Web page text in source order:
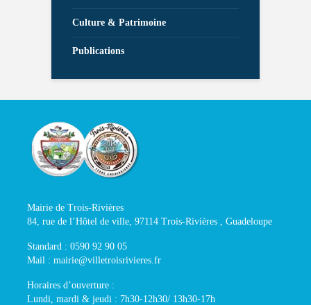
Culture & Patrimoine
Publications
Mairie de Trois-Rivières
84, rue de l’Hôtel de ville, 97114 Trois-Rivières , Guadeloupe
Standard : 0590 92 90 05
Mail : mairie@villetroisrivieres.fr
Horaires d’ouverture :
Lundi, mardi & jeudi : 7h30-12h30/ 13h30-17h